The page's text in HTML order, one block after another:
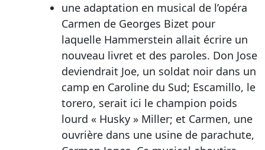
une adaptation en musical de l’opéra
Carmen de Georges Bizet pour
laquelle Hammerstein allait écrire un
nouveau livret et des paroles. Don Jose
deviendrait Joe, un soldat noir dans un
camp en Caroline du Sud; Escamillo, le
torero, serait ici le champion poids
lourd « Husky » Miller; et Carmen, une
ouvrière dans une usine de parachute,